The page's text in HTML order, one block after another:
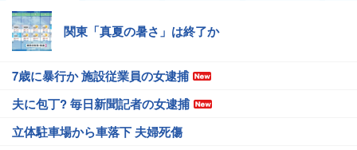
関東「真夏の暑さ」は終了か
7歳に暴行か 施設従業員の女逮捕
夫に包丁? 毎日新聞記者の女逮捕
立体駐車場から車落下 夫婦死傷